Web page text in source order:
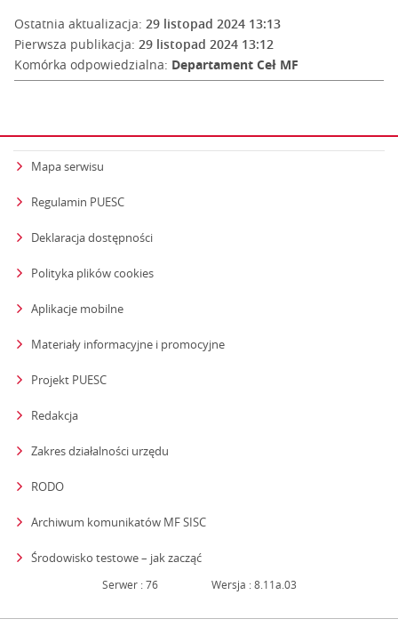
Ostatnia aktualizacja: 29 listopad 2024 13:13
Pierwsza publikacja: 29 listopad 2024 13:12
Komórka odpowiedzialna: Departament Ceł MF
Mapa serwisu
Regulamin PUESC
Deklaracja dostępności
Polityka plików cookies
Aplikacje mobilne
Materiały informacyjne i promocyjne
Projekt PUESC
Redakcja
Zakres działalności urzędu
RODO
Archiwum komunikatów MF SISC
Środowisko testowe – jak zacząćstrona otwiera się w nowym oknie
Serwer : 76 Wersja : 8.11a.03